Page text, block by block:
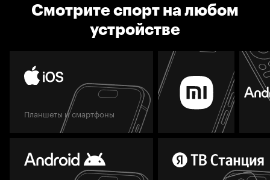
Смотрите спорт на любом
устройстве
Планшеты и смартфоны